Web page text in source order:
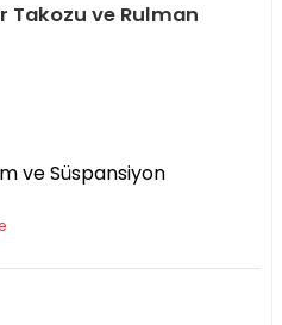
Takozu ve Rulman
ve Süspansiyon